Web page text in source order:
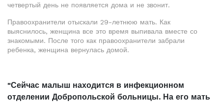
четвертый день не появляется дома и не звонит.
Правоохранители отыскали 29-летнюю мать. Как
выяснилось, женщина все это время выпивала вместе со
знакомыми. После того как правоохранители забрали
ребенка, женщина вернулась домой.
"Сейчас малыш находится в инфекционном
отделении Добропольской больницы. На его мать